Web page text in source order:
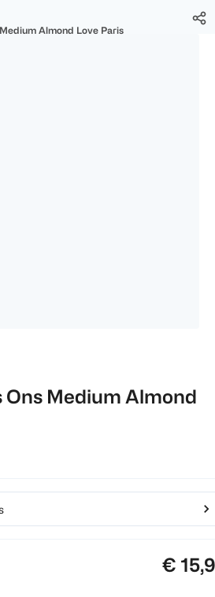
Almond Love Paris
Ons Medium Almond
Preis:
€